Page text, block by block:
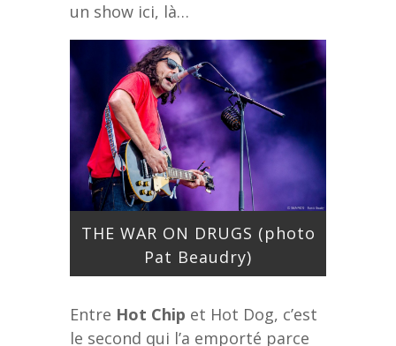
un show ici, là…
THE WAR ON DRUGS (photo
Pat Beaudry)
Entre Hot Chip et Hot Dog, c’est
le second qui l’a emporté parce